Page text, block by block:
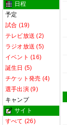
日程
予定
試合 (19)
テレビ放送 (2)
ラジオ放送 (5)
イベント (16)
誕生日 (5)
チケット発売 (4)
選手出演 (9)
キャンプ
サイト
すべて (26)